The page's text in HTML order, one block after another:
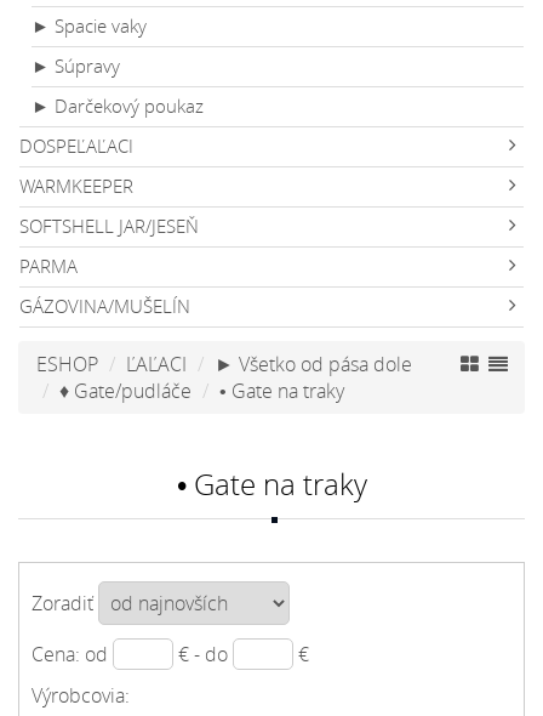
► Spacie vaky
► Súpravy
► Darčekový poukaz
DOSPEĽAĽACI
WARMKEEPER
SOFTSHELL JAR/JESEŇ
PARMA
GÁZOVINA/MUŠELÍN
ESHOP ĽAĽACI
► Všetko od pása dole
♦ Gate/pudláče
• Gate na traky
• Gate na traky
Zoradiť
Cena: od
€ - do
€
Výrobcovia: